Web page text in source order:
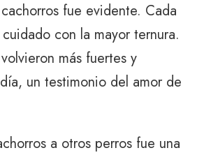
fue evidente. Cada
con la mayor ternura.
más fuertes y
un testimonio del amor de
a otros perros fue una